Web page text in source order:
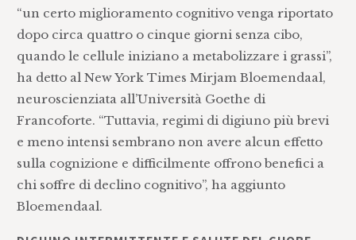
“un certo miglioramento cognitivo venga riportato
dopo circa quattro o cinque giorni senza cibo,
quando le cellule iniziano a metabolizzare i grassi”,
ha detto al New York Times Mirjam Bloemendaal,
neuroscienziata all’Università Goethe di
Francoforte. “Tuttavia, regimi di digiuno più brevi
e meno intensi sembrano non avere alcun effetto
sulla cognizione e difficilmente offrono benefici a
chi soffre di declino cognitivo”, ha aggiunto
Bloemendaal.